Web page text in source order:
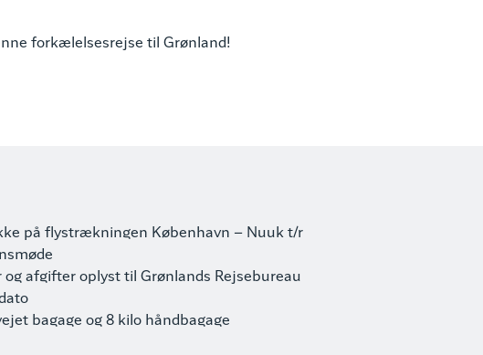
forkælelsesrejse til Grønland!
på flystrækningen København – Nuuk t/r
og afgifter oplyst til Grønlands Rejsebureau
bagage og 8 kilo håndbagage